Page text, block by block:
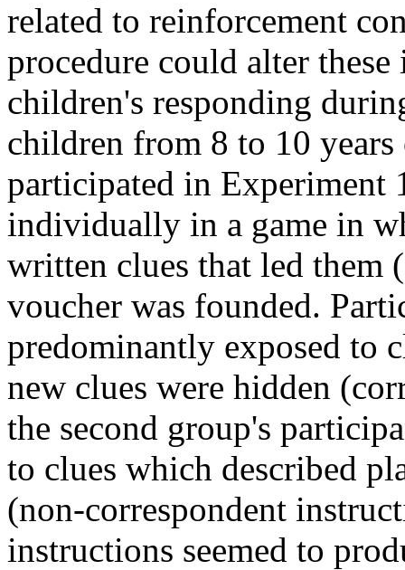
related to reinforcement
procedure could alter
children's responding
children from 8 to 10
participated in
individually in a game in
written clues that led
voucher was founded.
predominantly exposed to
new clues were hidden
the second group's
to clues which described
(non-correspondent
instructions seemed to